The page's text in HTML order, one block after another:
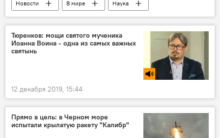
Новости В мире Наука
Тюренков: мощи святого мученика
Иоанна Воина - одна из самых важных
святынь
12 декабря 2019, 15:44
Прямо в цель: в Черном море
испытали крылатую ракету "Калибр"